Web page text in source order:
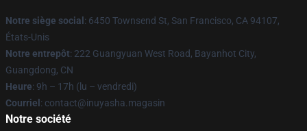
Notre siège social : 6450 Townsend St, San Francisco, CA 94107,
États-Unis
Notre entrepôt: 222 Guangyuan West Road, Bayanhot City,
Guangdong, CN
Heure: 9h – 17h (lu – vendredi)
Courriel : contact@inuyasha.magasin
Notre société